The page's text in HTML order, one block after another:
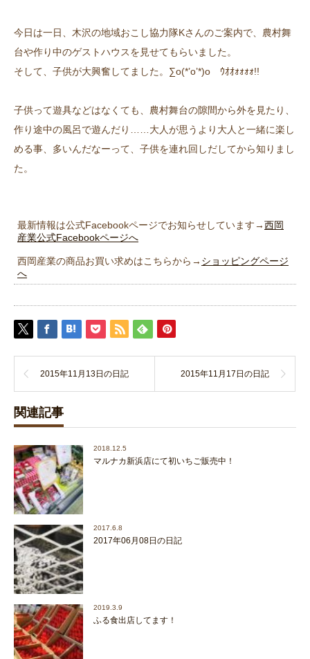
今日は一日、木沢の地域おこし協力隊Kさんのご案内で、農村舞
台や作り中のゲストハウスを見せてもらいました。
そして、子供が大興奮してました。∑o(*’o’*)o ｳｵｵｫｫｫｫ!!
子供って遊具などはなくても、農村舞台の隙間から外を見たり、
作り途中の風呂で遊んだり……大人が思うより大人と一緒に楽し
める事、多いんだなーって、子供を連れ回しだしてから知りまし
た。
最新情報は公式Facebookページでお知らせしています→西岡
産業公式Facebookページへ
西岡産業の商品お買い求めはこちらから→ ショッピングページ
へ
2015年11月13日の日記 2015年11月17日の日記
関連記事
2018.12.5
マルナカ新浜店にて初いちご販売中！
2017.6.8
2017年06月08日の日記
2019.3.9
ふる食出店してます！